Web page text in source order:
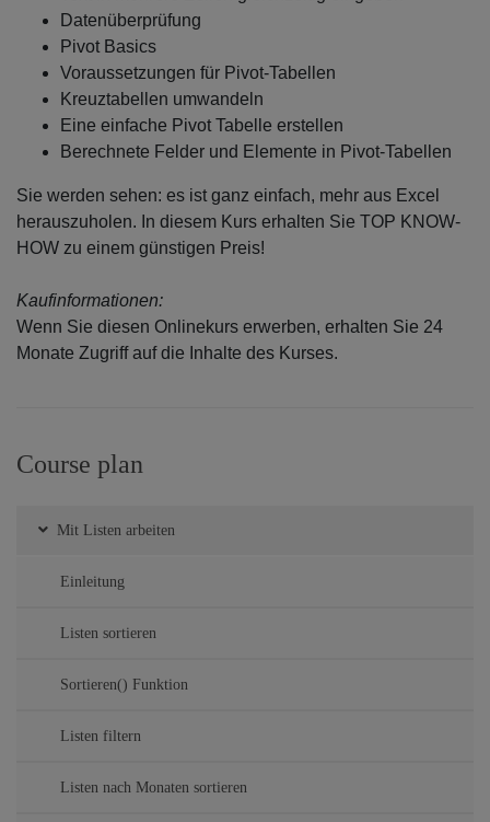
Datenüberprüfung
Pivot Basics
Voraussetzungen für Pivot-Tabellen
Kreuztabellen umwandeln
Eine einfache Pivot Tabelle erstellen
Berechnete Felder und Elemente in Pivot-Tabellen
Sie werden sehen: es ist ganz einfach, mehr aus Excel
herauszuholen. In diesem Kurs erhalten Sie TOP KNOW-
HOW zu einem günstigen Preis!
Kaufinformationen:
Wenn Sie diesen Onlinekurs erwerben, erhalten Sie 24
Monate Zugriff auf die Inhalte des Kurses.
Course plan
Mit Listen arbeiten
Einleitung
Listen sortieren
Sortieren() Funktion
Listen filtern
Listen nach Monaten sortieren